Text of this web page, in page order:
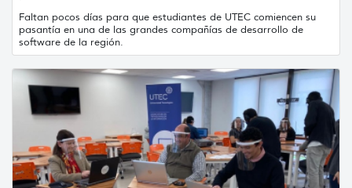
Faltan pocos días para que estudiantes de UTEC comiencen su
pasantía en una de las grandes compañías de desarrollo de
software de la región.